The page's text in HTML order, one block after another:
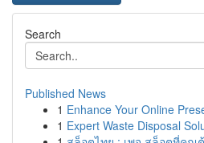
Search
Published News
1 Enhance Your Online
1 Expert Waste Disposal